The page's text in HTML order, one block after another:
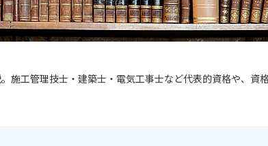
施工管理技士・建築士・電気工事士など代表的資格や、資